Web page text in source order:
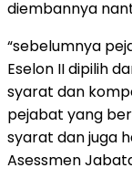
diembannya
“sebelumnya
Eselon II dipilih
syarat dan
pejabat yang
syarat dan juga
Asessmen